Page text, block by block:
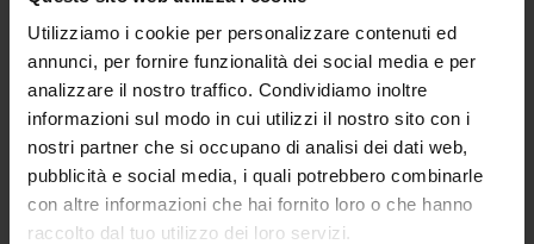
Utilizziamo i cookie per personalizzare contenuti ed
annunci, per fornire funzionalità dei social media e per
analizzare il nostro traffico. Condividiamo inoltre
informazioni sul modo in cui utilizzi il nostro sito con i
nostri partner che si occupano di analisi dei dati web,
pubblicità e social media, i quali potrebbero combinarle
con altre informazioni che hai fornito loro o che hanno
raccolto dal tuo utilizzo dei loro servizi.
più le spese di spedizione
03099-11 D